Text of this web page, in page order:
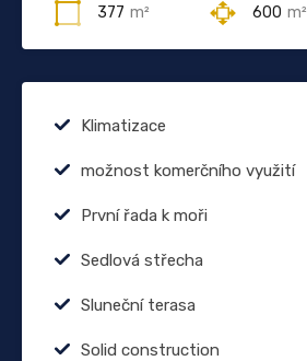
377 m² 600 m²
Klimatizace
možnost komerčního využití
První řada k moři
Sedlová střecha
Sluneční terasa
Solid construction